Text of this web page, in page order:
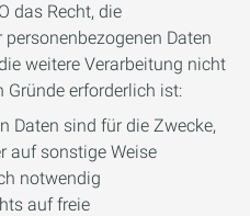
das Recht, die
Daten
weitere Verarbeitung nicht
erforderlich ist:
Daten sind für die Zwecke,
auf sonstige Weise
notwendig
auf freie